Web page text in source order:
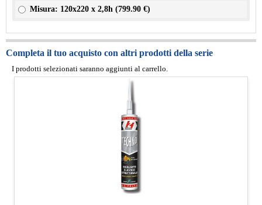
Misura: 120x220 x 2,8h (799.90 €)
Completa il tuo acquisto con altri prodotti della serie
I prodotti selezionati saranno aggiunti al carrello.